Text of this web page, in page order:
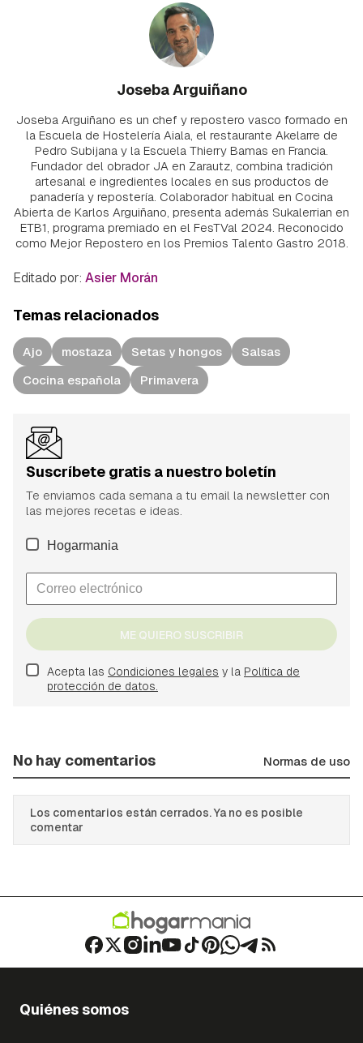
Joseba Arguiñano
Joseba Arguiñano es un chef y repostero vasco formado en
la Escuela de Hostelería Aiala, el restaurante Akelarre de
Pedro Subijana y la Escuela Thierry Bamas en Francia.
Fundador del obrador JA en Zarautz, combina tradición
artesanal e ingredientes locales en sus productos de
panadería y repostería. Colaborador habitual en Cocina
Abierta de Karlos Arguiñano, presenta además Sukalerrian en
ETB1, programa premiado en el FesTVal 2024. Reconocido
como Mejor Repostero en los Premios Talento Gastro 2018.
Editado por: Asier Morán
Temas relacionados
Ajo mostaza Setas y hongos
Salsas
Cocina española
Primavera
Suscríbete gratis a nuestro boletín
Te enviamos cada semana a tu email la newsletter con
las mejores recetas e ideas.
Hogarmania
ME QUIERO SUSCRIBIR
Acepta las Condiciones legales y la Política de
protección de datos.
No hay comentarios Normas de uso
Los comentarios están cerrados. Ya no es posible
comentar
Quiénes somos